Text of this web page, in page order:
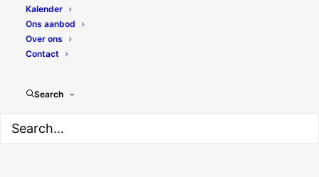
Kalender
Ons aanbod
Over ons
Contact
Search
Dans la forêt du paresseux